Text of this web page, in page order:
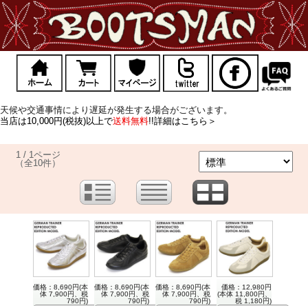
天候や交通事情により遅延が発生する場合がございます。
当店は10,000円(税抜)以上で送料無料!!詳細はこちら＞
1 / 1ページ
（全10件）
価格：8,690円(本
体 7,900円、税
790円)
価格：8,690円(本
体 7,900円、税
790円)
価格：8,690円(本
体 7,900円、税
790円)
価格：12,980円
(本体 11,800円、
税 1,180円)